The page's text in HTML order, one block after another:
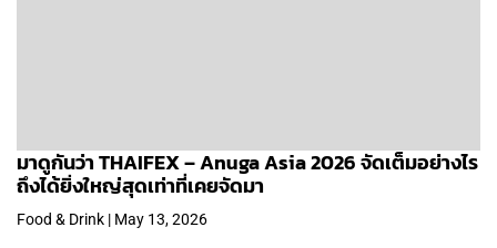
มาดูกันว่า THAIFEX – Anuga Asia 2026 จัดเต็มอย่างไร
ถึงได้ยิ่งใหญ่สุดเท่าที่เคยจัดมา
Food & Drink | May 13, 2026